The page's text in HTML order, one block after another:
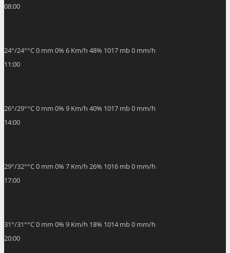
08:00
24°/24°°C0 mm 0% 6 Km/h 48% 1017 mb0 mm/h
11:00
26°/29°°C0 mm 0% 9 Km/h 40% 1017 mb0 mm/h
14:00
29°/32°°C0 mm 0% 7 Km/h 26% 1016 mb0 mm/h
17:00
31°/31°°C0 mm 0% 9 Km/h 18% 1014 mb0 mm/h
20:00